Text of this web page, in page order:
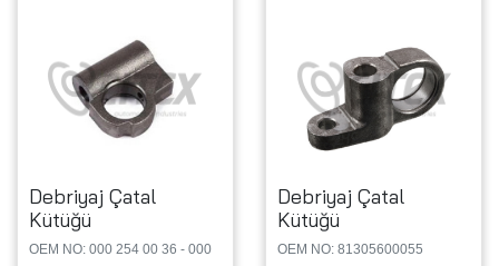
Debriyaj Çatal
Kütüğü
OEM NO: 000 254 00 36 - 000
Debriyaj Çatal
Kütüğü
OEM NO: 81305600055